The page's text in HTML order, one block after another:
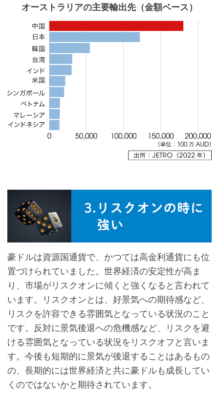
オーストラリアの主要輸出先（金額ベース）
豪ドルは資源国通貨で、かつては高金利通貨にも位
置づけられていました。世界経済の安定性が高ま
り、市場がリスクオンに傾くと強くなると言われて
います。リスクオンとは、好景気への期待感など、
リスクを許容できる雰囲気となっている状況のこと
です。反対に景気後退への危機感など、リスクを避
ける雰囲気となっている状況をリスクオフと言いま
す。今後も短期的に景気が後退することはあるもの
の、長期的には世界経済と共に豪ドルも成長してい
くのではないかと期待されています。